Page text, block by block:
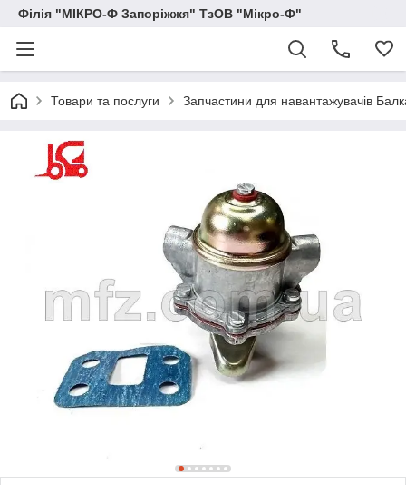
Філія "МІКРО-Ф Запоріжжя" ТзОВ "Мікро-Ф"
Товари та послуги Запчастини для навантажувачів